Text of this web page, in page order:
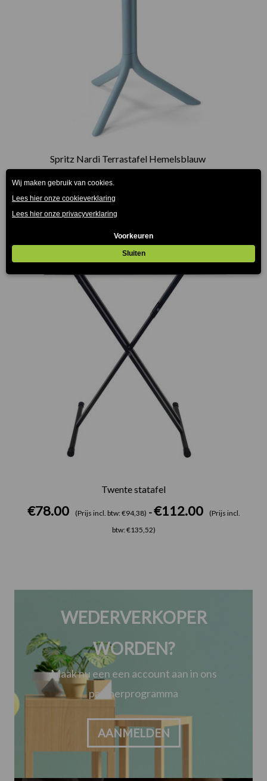
Spritz Nardi Terrastafel Hemelsblauw
€79.00
Twente statafel
€78.00 (Prijs incl. btw: €94,38) - €112.00
(Prijs incl.
btw: €135,52)
€78.00
€112.00
WEDERVERKOPER
WORDEN?
Maak nu een een account aan in ons
partnerprogramma
AANMELDEN